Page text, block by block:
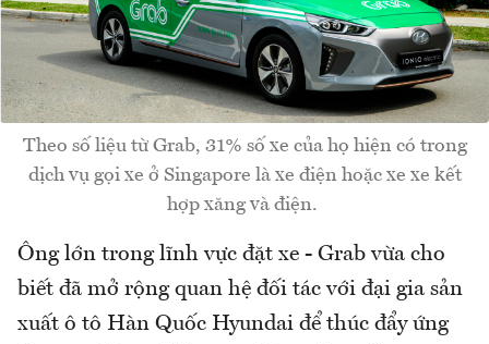
Theo số liệu từ Grab, 31% số xe của họ hiện có trong
dịch vụ gọi xe ở Singapore là xe điện hoặc xe xe kết
hợp xăng và điện.
Ông lớn trong lĩnh vực đặt xe - Grab vừa cho
biết đã mở rộng quan hệ đối tác với đại gia sản
xuất ô tô Hàn Quốc Hyundai để thúc đẩy ứng